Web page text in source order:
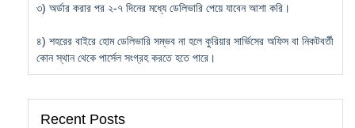
৩) অর্ডার করার পর ২-৭ দিনের মধ্যে ডেলিভারি পেয়ে যাবেন আশা করি।
৪) শহরের বাইরে হোম ডেলিভারি সম্ভব না হলে কুরিয়ার সার্ভিসের অফিস বা নিকটবর্তী
কোন স্থান থেকে পার্সেল সংগ্রহ করতে হতে পারে।
Recent Posts